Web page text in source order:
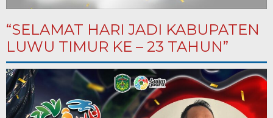
“SELAMAT HARI JADI KABUPATEN
LUWU TIMUR KE – 23 TAHUN”